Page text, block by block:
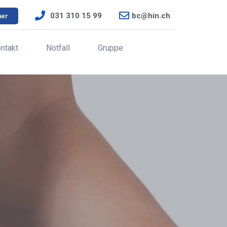
031 310 15 99 bc@hin.ch
Notfall Gruppe